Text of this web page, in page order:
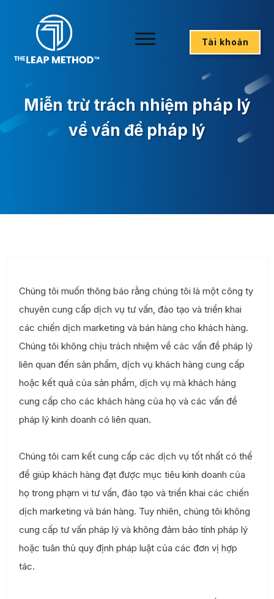
Tài khoản
Miễn trừ trách nhiệm pháp lý
về vấn đề pháp lý
Chúng tôi muốn thông báo rằng chúng tôi là một công ty
chuyên cung cấp dịch vụ tư vấn, đào tạo và triển khai
các chiến dịch marketing và bán hàng cho khách hàng.
Chúng tôi không chịu trách nhiệm về các vấn đề pháp lý
liên quan đến sản phẩm, dịch vụ khách hàng cung cấp
hoặc kết quả của sản phẩm, dịch vụ mà khách hàng
cung cấp cho các khách hàng của họ và các vấn đề
pháp lý kinh doanh có liên quan.
Chúng tôi cam kết cung cấp các dịch vụ tốt nhất có thể
để giúp khách hàng đạt được mục tiêu kinh doanh của
họ trong phạm vi tư vấn, đào tạo và triển khai các chiến
dịch marketing và bán hàng. Tuy nhiên, chúng tôi không
cung cấp tư vấn pháp lý và không đảm bảo tính pháp lý
hoặc tuân thủ quy định pháp luật của các đơn vị hợp
tác.